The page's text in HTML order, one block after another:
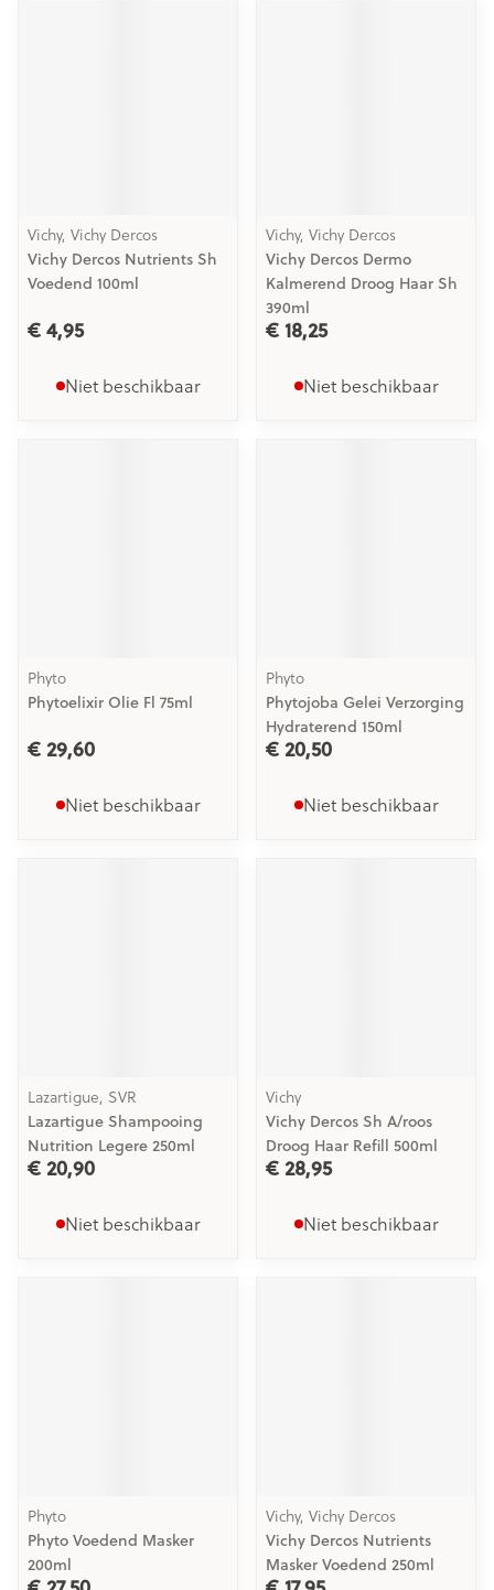
Vichy, Vichy Dercos
Vichy Dercos Nutrients Sh
Voedend 100ml
€ 4,95
Niet beschikbaar
Vichy, Vichy Dercos
Vichy Dercos Dermo
Kalmerend Droog Haar Sh
390ml
€ 18,25
Niet beschikbaar
Phyto
Phytoelixir Olie Fl 75ml
€ 29,60
Niet beschikbaar
Phyto
Phytojoba Gelei Verzorging
Hydraterend 150ml
€ 20,50
Niet beschikbaar
Lazartigue, SVR
Lazartigue Shampooing
Nutrition Legere 250ml
€ 20,90
Niet beschikbaar
Vichy
Vichy Dercos Sh A/roos
Droog Haar Refill 500ml
€ 28,95
Niet beschikbaar
Phyto
Phyto Voedend Masker
200ml
Vichy, Vichy Dercos
Vichy Dercos Nutrients
Masker Voedend 250ml